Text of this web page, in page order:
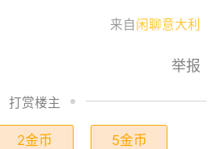
来自 闲聊意大利
举报
打赏楼主
2金币 5金币